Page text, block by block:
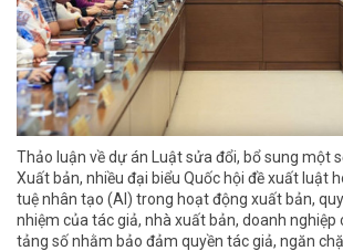
Thảo luận về dự án Luật sửa đổi, bổ sung một
Xuất bản, nhiều đại biểu Quốc hội đề xuất luật
tuệ nhân tạo (AI) trong hoạt động xuất bản,
nhiệm của tác giả, nhà xuất bản, doanh nghiệp
tảng số nhằm bảo đảm quyền tác giả, ngăn